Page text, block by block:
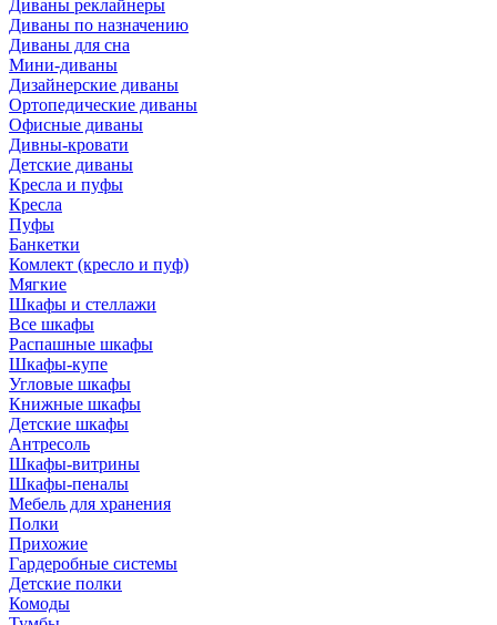
Диваны реклайнеры
Диваны по назначению
Диваны для сна
Мини-диваны
Дизайнерские диваны
Ортопедические диваны
Офисные диваны
Дивны-кровати
Детские диваны
Кресла и пуфы
Кресла
Пуфы
Банкетки
Комлект (кресло и пуф)
Мягкие
Шкафы и стеллажи
Все шкафы
Распашные шкафы
Шкафы-купе
Угловые шкафы
Книжные шкафы
Детские шкафы
Антресоль
Шкафы-витрины
Шкафы-пеналы
Мебель для хранения
Полки
Прихожие
Гардеробные системы
Детские полки
Комоды